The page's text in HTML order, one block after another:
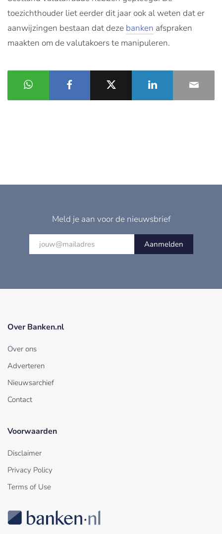
toezichthouder liet eerder dit jaar ook al weten dat er
aanwijzingen bestaan dat deze banken afspraken
maakten om de valutakoers te manipuleren.
Meld je aan voor de nieuwsbrief
Aanmelden
Over Banken.nl
Over ons
Adverteren
Nieuwsarchief
Contact
Voorwaarden
Disclaimer
Privacy Policy
Terms of Use